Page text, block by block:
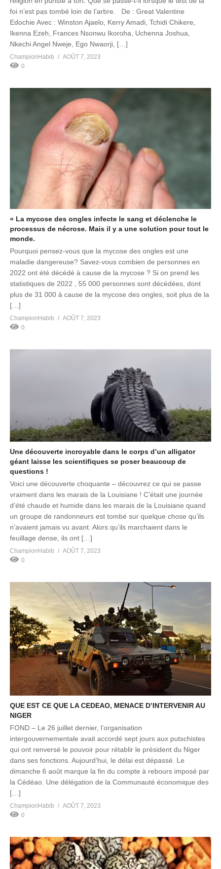
foi n’est pas tombé loin de l’arbre. De : Great Valentine
Edochie Avec : Winston Ajaelo, Kerry Amadi, Tchidi Chikere,
Ikenna Ezeh, Frances Nsonwu Ikoroha, Uchenna Joshua,
Nkechi Angel Nweje, Ego Nwaorji, […]
ChampionHabib
AOÛT 7, 2023
0
« La mycose des ongles infecte le sang et déclenche le
processus de nécrose. Mais il y a une solution pour tout le
monde.
Pourquoi pensez-vous que la mycose des ongles est une
maladie dangereuse? Savez-vous combien de personnes en
2022 ont été décédé à cause de la mycose ? Si on prend les
statistiques de 2022 , 55 000 personnes sont décédées, dont
plus de 31 000 à cause de la mycose des ongles, soit plus de la
[…]
ChampionHabib
AOÛT 7, 2023
0
Une découverte incroyable dans le corps d’un alligator
géant laisse les scientifiques se poser beaucoup de
questions !
Voici une découverte choquante – découvrez ce qui se passe
vraiment dans les marais de la Louisiane ! C’était une journée
d’été chaude et humide dans les marais de la Louisiane quand
un groupe de randonneurs est tombé sur quelque chose qu’ils
n’avaient jamais vu avant. Alors qu’ils marchaient dans le
feuillage dense, ils ont […]
ChampionHabib
AOÛT 7, 2023
0
QUE EST CE QUE LA CEDEAO, MENACE D’INTERVENIR AU
NIGER
FOND – Le 26 juillet dernier, l’organisation
intergouvernementale avait accordé sept jours aux putschistes
qui ont renversé le pouvoir pour rétablir le président du Niger
dans ses fonctions. Aujourd’hui, le délai est dépassé. Le
dimanche 6 août marque la fin du compte à rebours imposé par
la Cédéao. Une délégation de la Communauté économique des
[…]
ChampionHabib
AOÛT 7, 2023
0